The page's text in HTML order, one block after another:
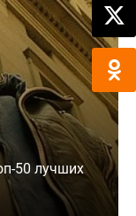
50 лучших